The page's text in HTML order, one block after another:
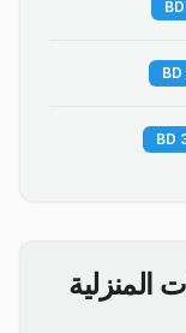
المنزلية